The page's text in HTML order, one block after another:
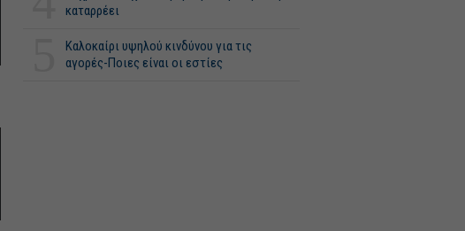
καταρρέει
Καλοκαίρι υψηλού κινδύνου για τις
αγορές-Ποιες είναι οι εστίες